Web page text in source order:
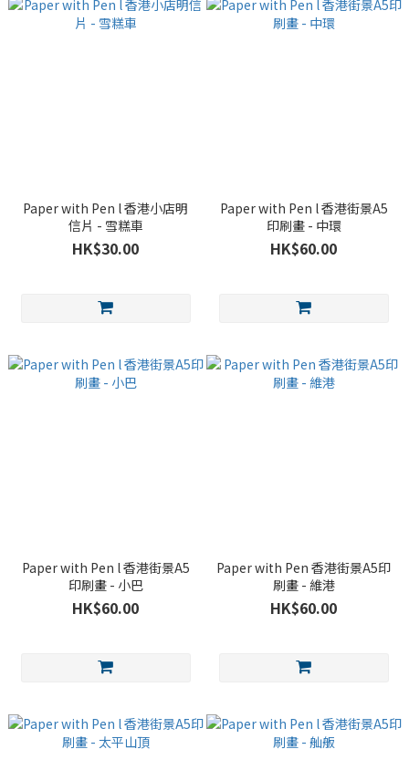
Paper with Pen l 香港小店明
信片 - 雪糕車
HK$30.00
Paper with Pen l 香港街景A5
印刷畫 - 中環
HK$60.00
Paper with Pen l 香港街景A5
印刷畫 - 小巴
HK$60.00
Paper with Pen 香港街景A5印
刷畫 - 維港
HK$60.00